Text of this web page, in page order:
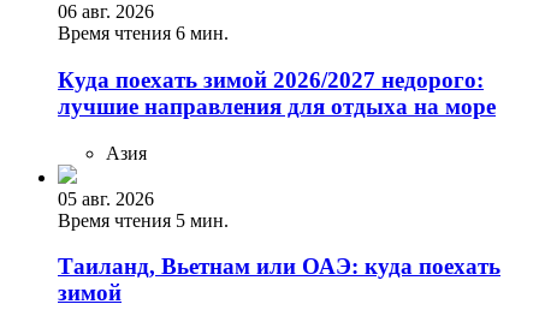
06 авг. 2026
Время чтения 6 мин.
Куда поехать зимой 2026/2027 недорого:
лучшие направления для отдыха на море
Азия
05 авг. 2026
Время чтения 5 мин.
Таиланд, Вьетнам или ОАЭ: куда поехать
зимой